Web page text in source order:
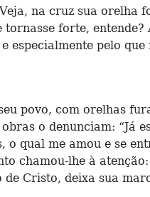
na cruz sua
forte,
especialmente pelo que
povo, com orelhas
o denunciam:
qual me amou e se
chamou-lhe à
Cristo, deixa sua